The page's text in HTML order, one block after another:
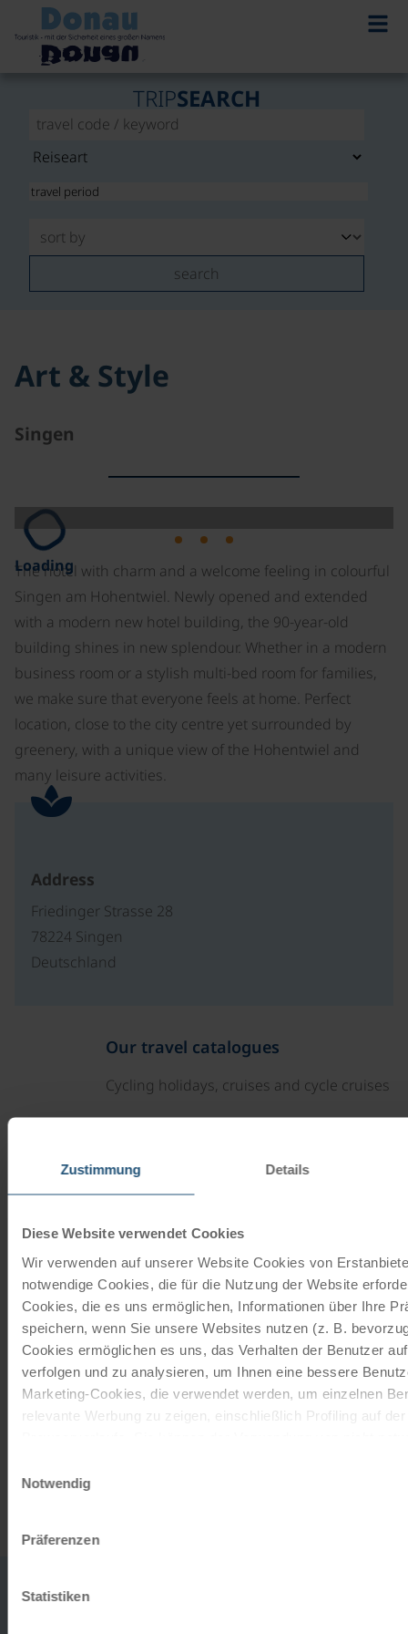
Zustimmung Details
Diese Website verwendet Cookies
Wir verwenden auf unserer Website Cookies von
notwendige Cookies, die für die Nutzung der Website
Cookies, die es uns ermöglichen, Informationen über Ihre
speichern, wenn Sie unsere Websites nutzen (z. B.
Cookies ermöglichen es uns, das Verhalten der Benutzer
verfolgen und zu analysieren, um Ihnen eine bessere
Marketing-Cookies, die verwendet werden, um einzelnen
relevante Werbung zu zeigen, einschließlich Profiling auf
entscheiden, nur notwendige Cookies zu verwenden, indem
Impressum
Notwendig
Präferenzen
Statistiken
TRIPSEARCH
search
Art & Style
Singen
Loading
The hotel with charm and a welcome feeling in colourful
Singen am Hohentwiel. Newly opened and extended
with a modern new hotel building, the 90-year-old
building shines in new splendour. Whether in a modern
business room or a stylish multi-bed room for families,
we make sure that everyone feels at home. Perfect
location, close to the city centre yet surrounded by
greenery, with a unique view of the Hohentwiel and
many leisure activities.
Address
Friedinger Strasse 28
78224 Singen
Deutschland
Our travel catalogues
Cycling holidays, cruises and cycle cruises
moments!
With a travel voucher you always have the
perfect gift.
ORDER NOW
Subscribe to our newsletter